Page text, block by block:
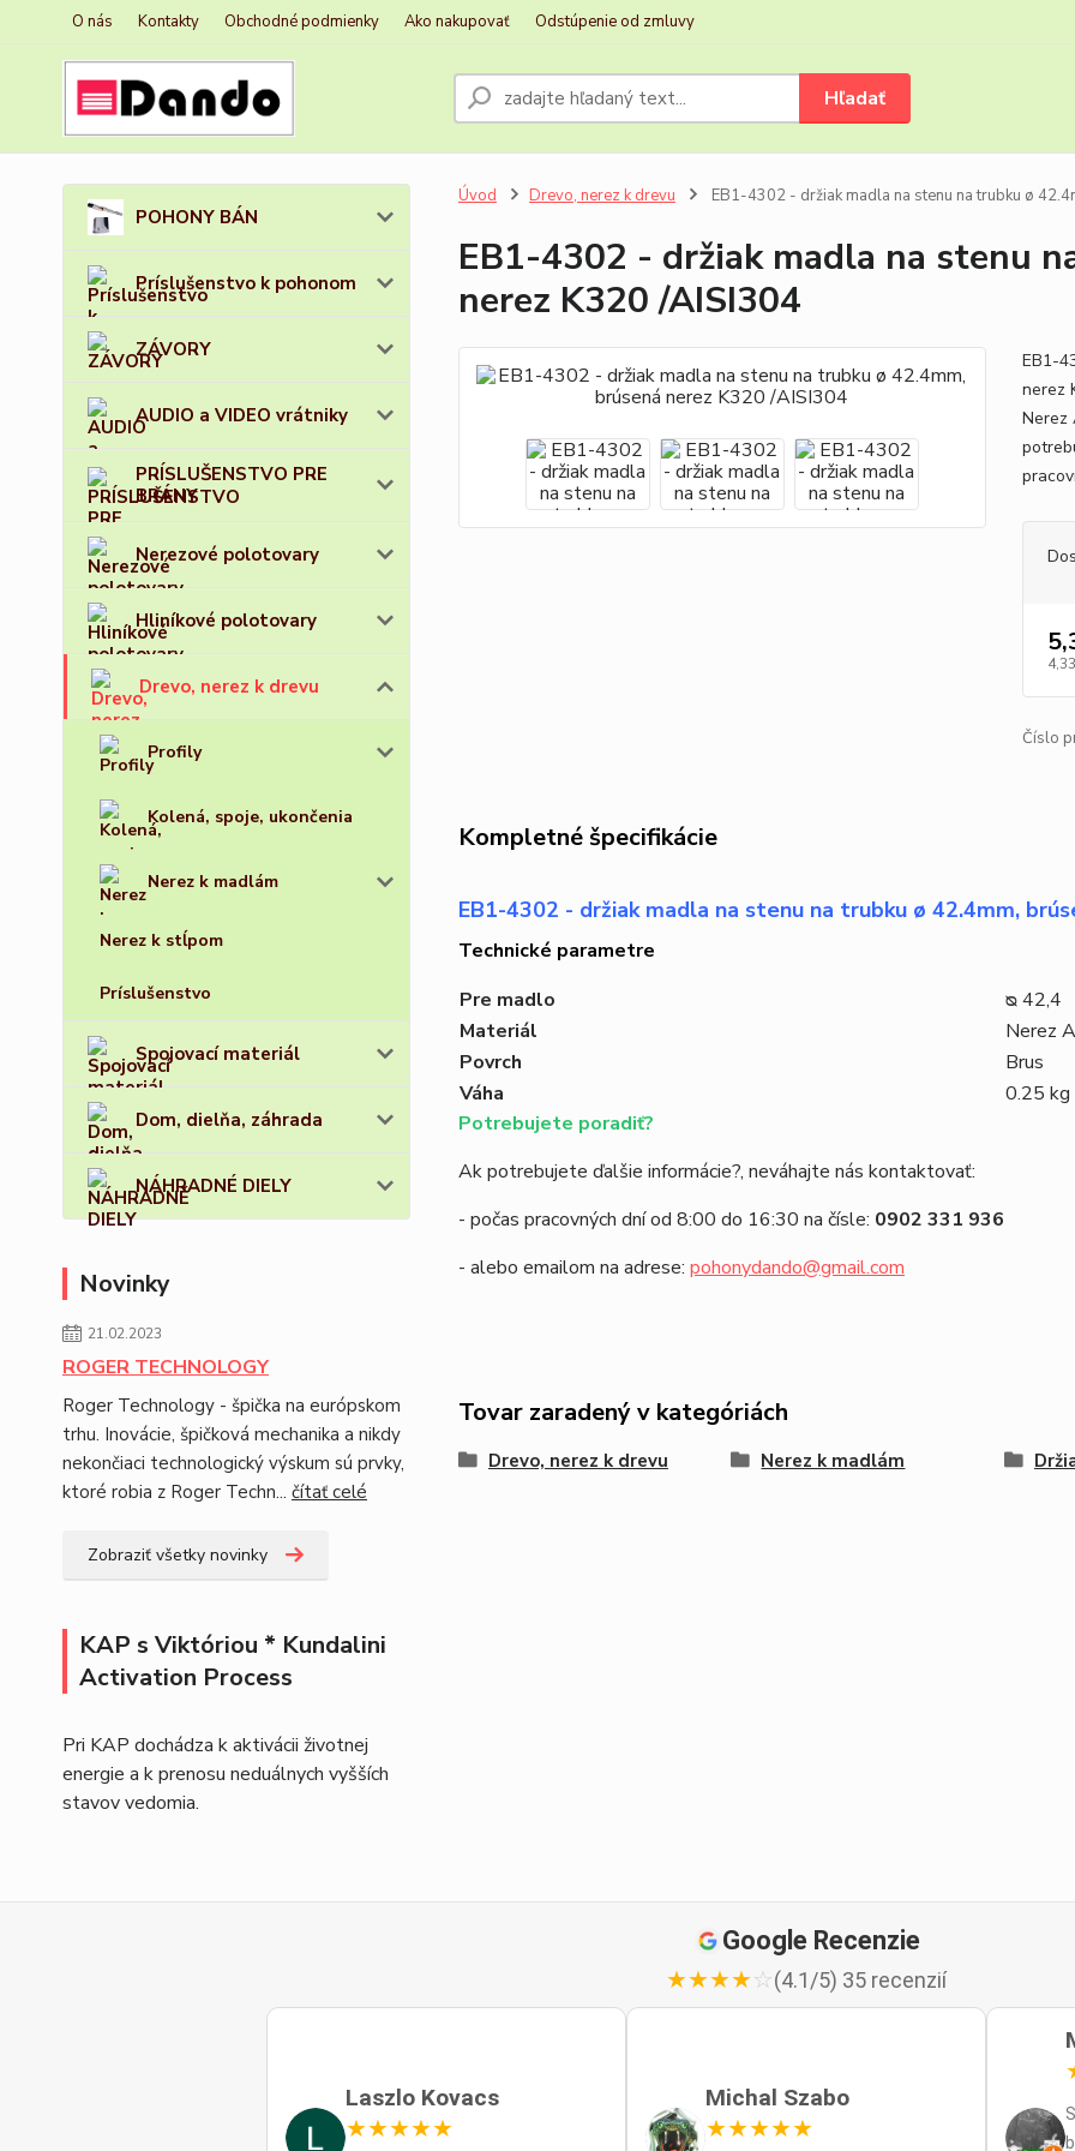
O nás Kontakty Obchodné podmienky Ako nakupovať Odstúpenie od zmluvy
Hľadať
POHONY BÁN
Príslušenstvo k pohonom
ZÁVORY
AUDIO a VIDEO vrátniky
PRÍSLUŠENSTVO PRE
BRÁNY
Nerezové polotovary
Hliníkové polotovary
Drevo, nerez k drevu
Profily
Kolená, spoje, ukončenia
Nerez k madlám
Nerez k stĺpom
Príslušenstvo
Spojovací materiál
Dom, dielňa, záhrada
NÁHRADNÉ DIELY
Novinky
21.02.2023
ROGER TECHNOLOGY
Roger Technology - špička na európskom
trhu. Inovácie, špičková mechanika a nikdy
nekončiaci technologický výskum sú prvky,
ktoré robia z Roger Techn... čítať celé
Zobraziť všetky novinky
KAP s Viktóriou * Kundalini
Activation Process
Pri KAP dochádza k aktivácii životnej
energie a k prenosu neduálnych vyšších
stavov vedomia.
Úvod Drevo, nerez k drevu EB1-4302 - držiak madla na stenu na trubku ø
EB1-4302 - držiak madla na stenu
nerez K320 /AISI304
EB1-
nerez
Nerez
Číslo
Kompletné špecifikácie
EB1-4302 - držiak madla na stenu na trubku ø 42.4mm,
Technické parametre
Pre madlo
ᴓ 42,4
Materiál
Nerez
Povrch
Brus
Váha
0.25 kg
Potrebujete poradiť?
Ak potrebujete ďalšie informácie?, neváhajte nás kontaktovať:
- počas pracovných dní od 8:00 do 16:30 na čísle: 0902 331 936
- alebo emailom na adrese: pohonydando@gmail.com
Tovar zaradený v kategóriách
Drevo, nerez k drevu Nerez k madlám
Google Recenzie
★★★★☆(4.1/5) 35 recenzií
Laszlo Kovacs
★★★★★
Michal Szabo
★★★★★